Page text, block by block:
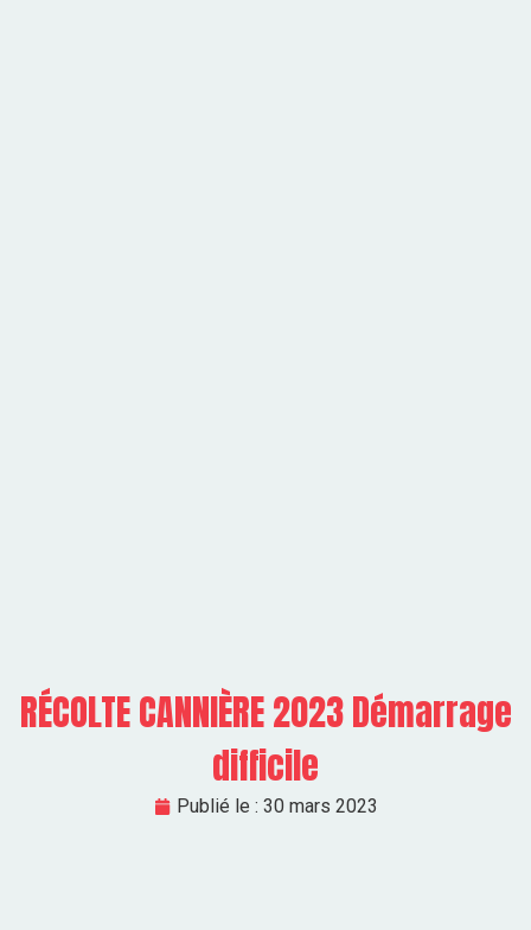
RÉCOLTE CANNIÈRE 2023 Démarrage
difficile
Publié le : 30 mars 2023